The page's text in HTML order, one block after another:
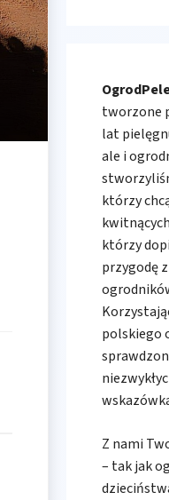
tworzone
lat
ale i
którzy
którzy
przygodę
polskiego
Z nami
– tak jak